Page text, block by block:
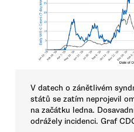
V datech o zánětlivém
států se zatím neprojevil
na začátku ledna.
odrážely incidenci. Graf